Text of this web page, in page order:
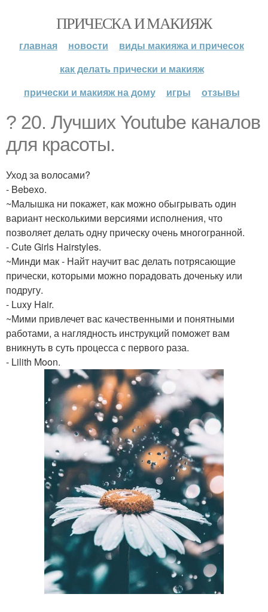
ПРИЧЕСКА И МАКИЯЖ
главная новости
виды макияжа и причесок
как делать прически и макияж
прически и макияж на дому
игры отзывы
? 20. Лучших Youtube каналов
для красоты.
Уход за волосами?
- Bebexo.
~Малышка ни покажет, как можно обыгрывать один
вариант несколькими версиями исполнения, что
позволяет делать одну прическу очень многогранной.
- Cute Girls Hairstyles.
~Минди мак - Найт научит вас делать потрясающие
прически, которыми можно порадовать доченьку или
подругу.
- Luxy Hair.
~Мими привлечет вас качественными и понятными
работами, а наглядность инструкций поможет вам
вникнуть в суть процесса с первого раза.
- Lilith Moon.